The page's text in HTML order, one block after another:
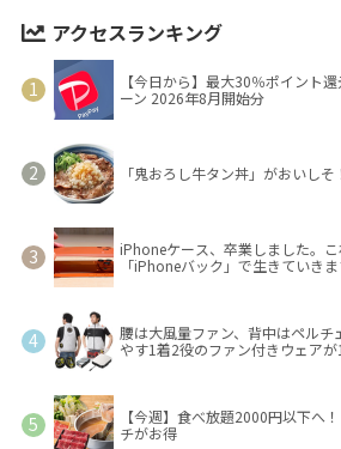
アクセスランキング
【今日から】最大30％ポイント
ーン 2026年8月開始分
「鬼おろし牛タン丼」がおいし
iPhoneケース、卒業しました。
「iPhoneバック」で生きていきま
腰は大風量ファン、背中はペル
やす1着2役のファン付きウェア
【今週】食べ放題2000円以下へ
チがお得